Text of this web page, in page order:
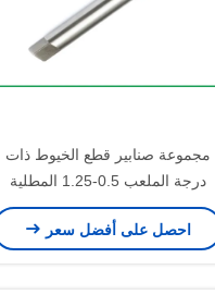
مجموعة صنابير قطع الخيوط ذات
درجة الملعب 0.5-1.25 المطلية
بطبقة نيتريد التيتانيوم لتعزيز مقاومة
التآكل ودقة الخيوط
احصل على أفضل سعر